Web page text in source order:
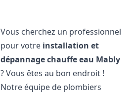
Vous cherchez un professionnel
pour votre installation et
dépannage chauffe eau Mably
? Vous êtes au bon endroit !
Notre équipe de plombiers